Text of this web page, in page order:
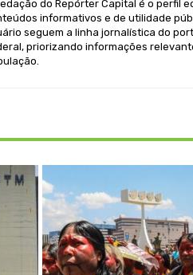
do Repórter Capital é o perfil
informativos e de utilidade
seguem a linha jornalística do
priorizando informações